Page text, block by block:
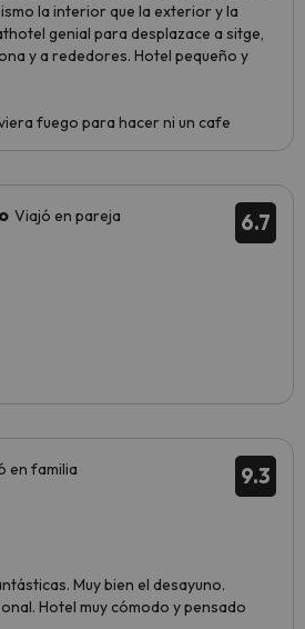
la interior que la exterior y la
genial para desplazace a sitge,
y a rededores. Hotel pequeño y
fuego para hacer ni un cafe
6.7
Viajó en pareja
9.3
en familia
Muy bien el desayuno.
Hotel muy cómodo y pensado